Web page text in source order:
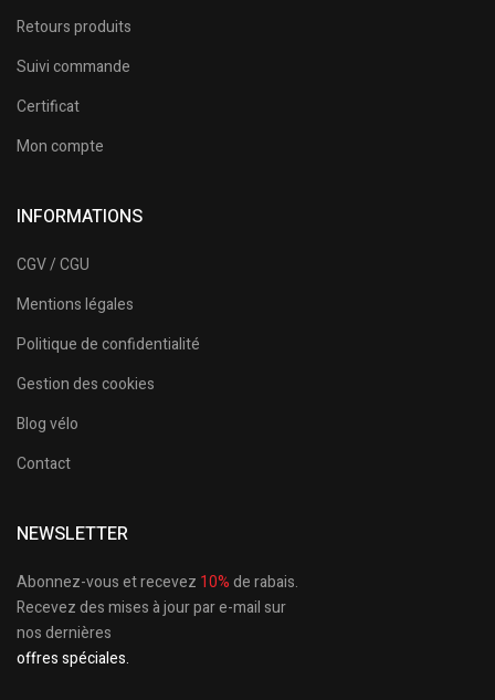
Retours produits
Suivi commande
Certificat
Mon compte
INFORMATIONS
CGV / CGU
Mentions légales
Politique de confidentialité
Gestion des cookies
Blog vélo
Contact
NEWSLETTER
Abonnez-vous et recevez 10%de rabais.
Recevez des mises à jour par e-mail sur
nos dernières
offres spéciales.